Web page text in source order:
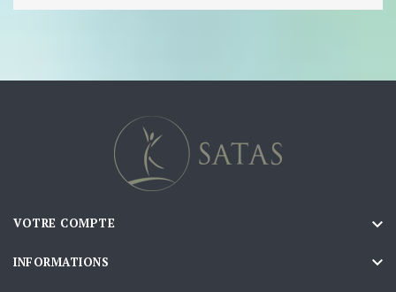
VOTRE COMPTE 
INFORMATIONS 